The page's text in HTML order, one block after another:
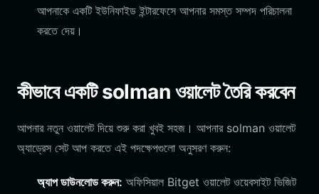
আপনাকে একটি ইউনিফাইড ইন্টারফেসে আপনার সমস্ত সম্পদ পরিচালনা
করতে দেয়।
কীভাবে একটি solman ওয়ালেট তৈরি করবেন
আপনার নতুন ওয়ালেট দিয়ে শুরু করা খুবই সহজ। আপনার solman ওয়ালেট
অ্যাড্রেস সেট আপ করতে এই পদক্ষেপগুলো অনুসরণ করুন:
অ্যাপ ডাউনলোড করুন: অফিসিয়াল Bitget ওয়ালেট ওয়েবসাইট ভিজিট